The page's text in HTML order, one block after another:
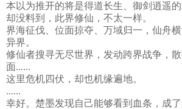
本以为推开的将是得道长生、御剑逍遥的
却没料到，此界修仙，不太一样。
界海征伐、位面掠夺、万域归一，仙舟
异界。
修仙者搜寻无尽世界，发动跨界战争，
面......
这里危机四伏，却也机缘遍地。
......
幸好。楚墨发现自己能够看到血条，成